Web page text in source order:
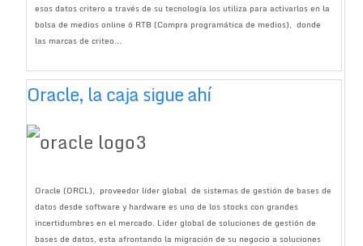
esos datos critero a través de su tecnología los utiliza para activarlos en la
bolsa de medios online ó RTB (Compra programática de medios), donde
las marcas de criteo...
Oracle, la caja sigue ahí
Oracle (ORCL), proveedor líder global de sistemas de gestión de bases de
datos desde software y hardware es uno de los stocks con grandes
incertidumbres en el mercado. Lider global de soluciones de gestión de
bases de datos, esta afrontando la migración de su negocio a soluciones